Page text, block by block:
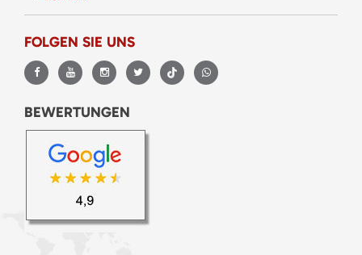
FOLGEN SIE UNS
BEWERTUNGEN